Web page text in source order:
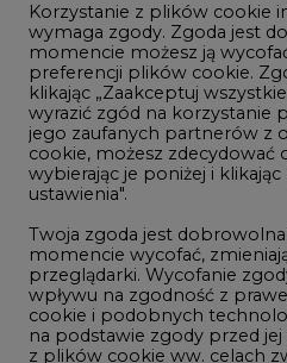
Innowacje i AI
Telekomunikacja i IT
Handel emisjami CO2
Wodór
Górnictwo
Atom
Fotowoltaika
Offshore wind
Korzystanie z plików cookie
wymaga zgody. Zgoda jest
momencie możesz ją
preferencji plików cookie.
klikając „Zaakceptuj
wyrazić zgód na korzystanie
jego zaufanych partnerów z
cookie, możesz zdecydować
wybierając je poniżej i klikając
ustawienia".
Twoja zgoda jest
momencie wycofać,
przeglądarki. Wycofanie
wpływu na zgodność z
cookie i podobnych
na podstawie zgody przed
z plików cookie ww. celach